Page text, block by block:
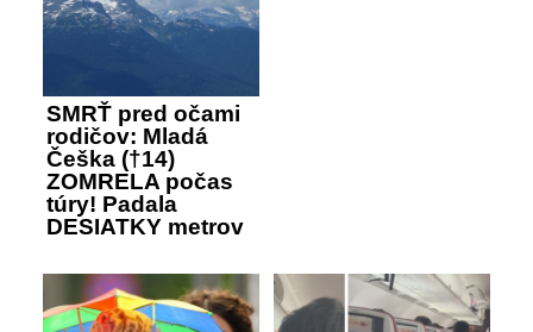
SMRŤ pred očami
rodičov: Mladá
Češka (†14)
ZOMRELA počas
túry! Padala
DESIATKY metrov